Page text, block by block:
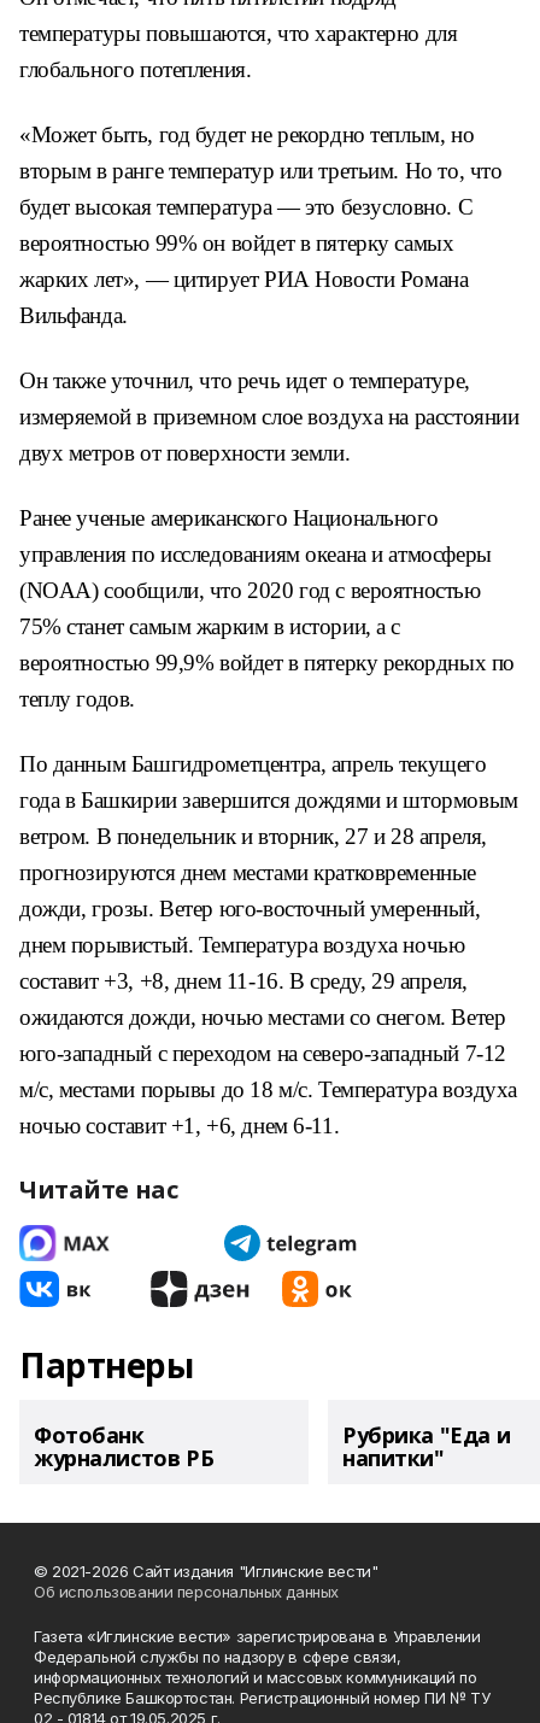
температуры повышаются, что характерно для
глобального потепления.
«Может быть, год будет не рекордно теплым, но
вторым в ранге температур или третьим. Но то, что
будет высокая температура — это безусловно. С
вероятностью 99% он войдет в пятерку самых
жарких лет», — цитирует РИА Новости Романа
Вильфанда.
Он также уточнил, что речь идет о температуре,
измеряемой в приземном слое воздуха на расстоянии
двух метров от поверхности земли.
Ранее ученые американского Национального
управления по исследованиям океана и атмосферы
(NOAA) сообщили, что 2020 год с вероятностью
75% станет самым жарким в истории, а с
вероятностью 99,9% войдет в пятерку рекордных по
теплу годов.
По данным Башгидрометцентра, апрель текущего
года в Башкирии завершится дождями и штормовым
ветром. В понедельник и вторник, 27 и 28 апреля,
прогнозируются днем местами кратковременные
дожди, грозы. Ветер юго-восточный умеренный,
днем порывистый. Температура воздуха ночью
составит +3, +8, днем 11-16. В среду, 29 апреля,
ожидаются дожди, ночью местами со снегом. Ветер
юго-западный с переходом на северо-западный 7-12
м/с, местами порывы до 18 м/с. Температура воздуха
ночью составит +1, +6, днем 6-11.
Читайте нас
Партнеры
Фотобанк
журналистов РБ
Рубрика "Еда и
напитки"
© 2021-2026 Сайт издания "Иглинские вести"
Об использовании персональных данных
Газета «Иглинские вести» зарегистрирована в Управлении
Федеральной службы по надзору в сфере связи,
информационных технологий и массовых коммуникаций по
Республике Башкортостан. Регистрационный номер ПИ № ТУ
02 - 01814 от 19.05.2025 г.